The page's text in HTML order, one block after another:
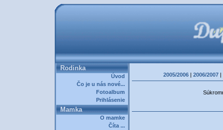
Rodinka
Úvod
Čo je u nás nové...
Fotoalbum
Prihlásenie
Mamka
O mamke
Číta ...
2005/2006 | 2006/2007 |